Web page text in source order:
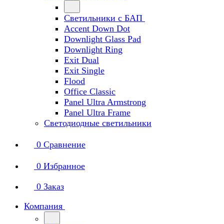
Светильники с БАП
Accent Down Dot
Downlight Glass Pad
Downlight Ring
Exit Dual
Exit Single
Flood
Office Classic
Panel Ultra Armstrong
Panel Ultra Frame
Светодиодные светильники
0 Сравнение
0 Избранное
0 Заказ
Компания